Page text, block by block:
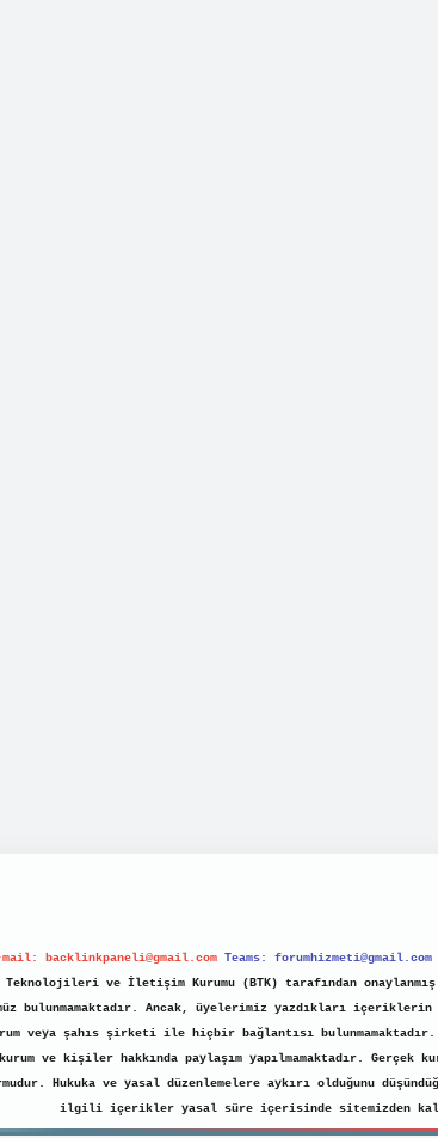
mail: backlinkpaneli@gmail.com Teams: forumhizmeti@gmail.com
Teknolojileri ve İletişim Kurumu (BTK) tarafından
bulunmamaktadır. Ancak, üyelerimiz yazdıkları
şahıs şirketi ile hiçbir bağlantısı bulunmamaktadır.
ve kişiler hakkında paylaşım yapılmamaktadır.
Hukuka ve yasal düzenlemelere aykırı olduğunu
ilgili içerikler yasal süre içerisinde sitemizden